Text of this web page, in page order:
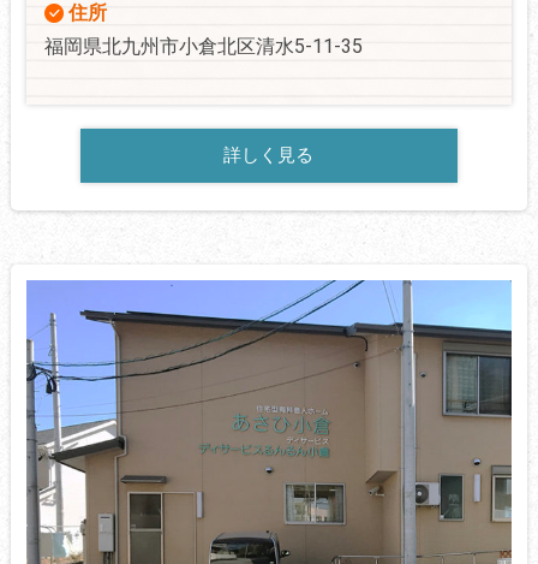
住所
福岡県北九州市小倉北区清水5-11-35
詳しく見る